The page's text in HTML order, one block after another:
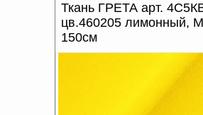
Ткань ГРЕТА арт.
цв.460205 лимонный,
150см